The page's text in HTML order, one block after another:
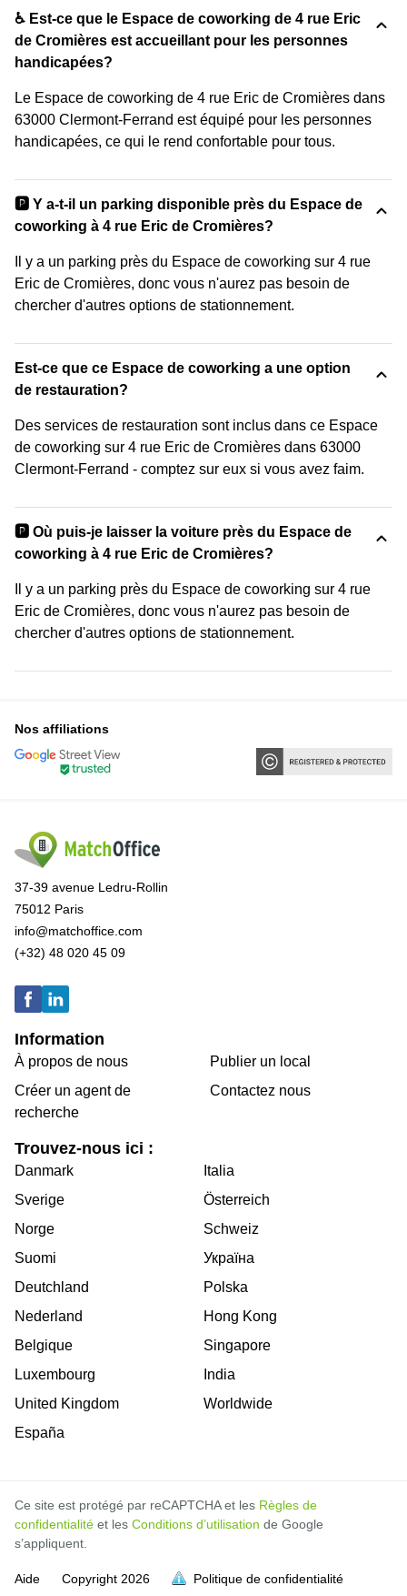
♿ Est-ce que le Espace de coworking de 4 rue Eric
de Cromières est accueillant pour les personnes
handicapées?
Le Espace de coworking de 4 rue Eric de Cromières dans
63000 Clermont-Ferrand est équipé pour les personnes
handicapées, ce qui le rend confortable pour tous.
🅿️ Y a-t-il un parking disponible près du Espace de
coworking à 4 rue Eric de Cromières?
Il y a un parking près du Espace de coworking sur 4 rue
Eric de Cromières, donc vous n'aurez pas besoin de
chercher d'autres options de stationnement.
Est-ce que ce Espace de coworking a une option
de restauration?
Des services de restauration sont inclus dans ce Espace
de coworking sur 4 rue Eric de Cromières dans 63000
Clermont-Ferrand - comptez sur eux si vous avez faim.
🅿️ Où puis-je laisser la voiture près du Espace de
coworking à 4 rue Eric de Cromières?
Il y a un parking près du Espace de coworking sur 4 rue
Eric de Cromières, donc vous n'aurez pas besoin de
chercher d'autres options de stationnement.
soit pleine.
soit pleine.
soit pleine.
soit pleine.
soit pleine.
soit pleine.
soit pleine.
Nos affiliations
37-39 avenue Ledru-Rollin
75012 Paris
info@matchoffice.com
(+32) 48 020 45 09
Information
À propos de nous
Créer un agent de
recherche
Publier un local
Contactez nous
Trouvez-nous ici :
Danmark
Sverige
Norge
Suomi
Deutchland
Nederland
Belgique
Luxembourg
United Kingdom
España
Italia
Österreich
Schweiz
Україна
Polska
Hong Kong
Singapore
India
Worldwide
Ce site est protégé par reCAPTCHA et les Règles de
confidentialité et les Conditions d’utilisation de Google
s’appliquent.
Aide Copyright 2026 Politique de confidentialité